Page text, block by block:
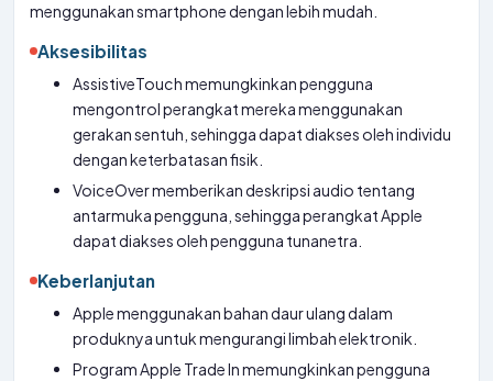
menggunakan smartphone dengan lebih mudah.
Aksesibilitas
AssistiveTouch memungkinkan pengguna
mengontrol perangkat mereka menggunakan
gerakan sentuh, sehingga dapat diakses oleh individu
dengan keterbatasan fisik.
VoiceOver memberikan deskripsi audio tentang
antarmuka pengguna, sehingga perangkat Apple
dapat diakses oleh pengguna tunanetra.
Keberlanjutan
Apple menggunakan bahan daur ulang dalam
produknya untuk mengurangi limbah elektronik.
Program Apple Trade In memungkinkan pengguna